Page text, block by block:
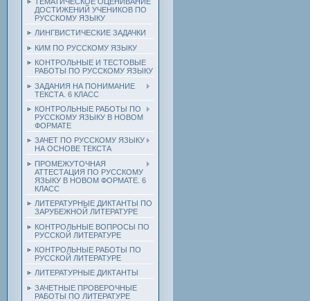
ДОСТИЖЕНИЙ УЧЕНИКОВ ПО
РУССКОМУ ЯЗЫКУ
ЛИНГВИСТИЧЕСКИЕ ЗАДАЧКИ
КИМ ПО РУССКОМУ ЯЗЫКУ
КОНТРОЛЬНЫЕ И ТЕСТОВЫЕ
РАБОТЫ ПО РУССКОМУ ЯЗЫКУ
ЗАДАНИЯ НА ПОНИМАНИЕ
ТЕКСТА. 6 КЛАСС
КОНТРОЛЬНЫЕ РАБОТЫ ПО
РУССКОМУ ЯЗЫКУ В НОВОМ
ФОРМАТЕ
ЗАЧЕТ ПО РУССКОМУ ЯЗЫКУ
НА ОСНОВЕ ТЕКСТА
ПРОМЕЖУТОЧНАЯ
АТТЕСТАЦИЯ ПО РУССКОМУ
ЯЗЫКУ В НОВОМ ФОРМАТЕ. 6
КЛАСС
ЛИТЕРАТУРНЫЕ ДИКТАНТЫ ПО
ЗАРУБЕЖНОЙ ЛИТЕРАТУРЕ
КОНТРОЛЬНЫЕ ВОПРОСЫ ПО
РУССКОЙ ЛИТЕРАТУРЕ
КОНТРОЛЬНЫЕ РАБОТЫ ПО
РУССКОЙ ЛИТЕРАТУРЕ
ЛИТЕРАТУРНЫЕ ДИКТАНТЫ
ЗАЧЕТНЫЕ ПРОВЕРОЧНЫЕ
РАБОТЫ ПО ЛИТЕРАТУРЕ